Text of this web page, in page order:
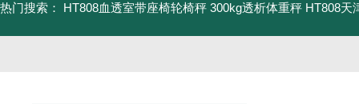
热门搜索： HT808血透室带座椅轮椅秤 300kg透析体重秤 HT808天